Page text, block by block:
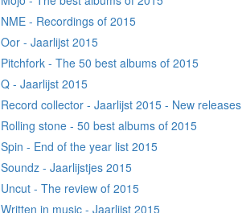
NME - Recordings of 2015
Oor - Jaarlijst 2015
Pitchfork - The 50 best albums of 2015
Q - Jaarlijst 2015
Record collector - Jaarlijst 2015 - New releases
Rolling stone - 50 best albums of 2015
Spin - End of the year list 2015
Soundz - Jaarlijstjes 2015
Uncut - The review of 2015
Written in music - Jaarlijst 2015